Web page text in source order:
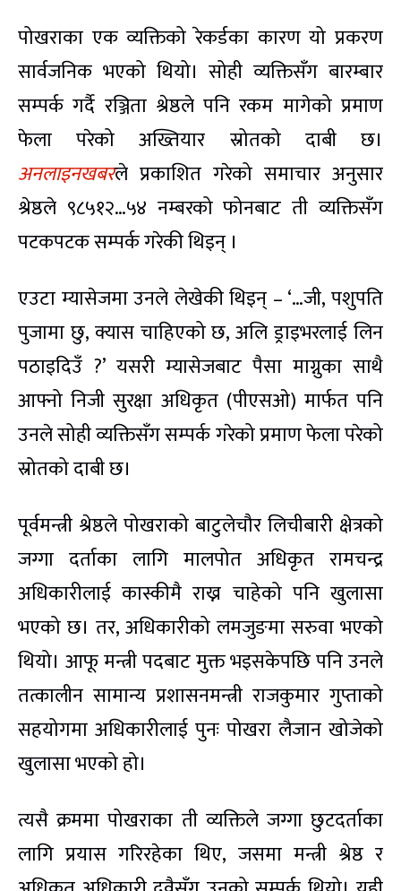
पोखराका एक व्यक्तिको रेकर्डका कारण यो प्रकरण
सार्वजनिक भएको थियो। सोही व्यक्तिसँग बारम्बार
सम्पर्क गर्दै रञ्जिता श्रेष्ठले पनि रकम मागेको प्रमाण
फेला परेको अख्तियार स्रोतको दाबी छ।
अनलाइनखबरले प्रकाशित गरेको समाचार अनुसार
श्रेष्ठले ९८५१२…५४ नम्बरको फोनबाट ती व्यक्तिसँग
पटकपटक सम्पर्क गरेकी थिइन् ।
एउटा म्यासेजमा उनले लेखेकी थिइन् – ‘…जी, पशुपति
पुजामा छु, क्यास चाहिएको छ, अलि ड्राइभरलाई लिन
पठाइदिउँ ?’ यसरी म्यासेजबाट पैसा माग्नुका साथै
आफ्नो निजी सुरक्षा अधिकृत (पीएसओ) मार्फत पनि
उनले सोही व्यक्तिसँग सम्पर्क गरेको प्रमाण फेला परेको
स्रोतको दाबी छ।
पूर्वमन्त्री श्रेष्ठले पोखराको बाटुलेचौर लिचीबारी क्षेत्रको
जग्गा दर्ताका लागि मालपोत अधिकृत रामचन्द्र
अधिकारीलाई कास्कीमै राख्न चाहेको पनि खुलासा
भएको छ। तर, अधिकारीको लमजुङमा सरुवा भएको
थियो। आफू मन्त्री पदबाट मुक्त भइसकेपछि पनि उनले
तत्कालीन सामान्य प्रशासनमन्त्री राजकुमार गुप्ताको
सहयोगमा अधिकारीलाई पुनः पोखरा लैजान खोजेको
खुलासा भएको हो।
त्यसै क्रममा पोखराका ती व्यक्तिले जग्गा छुटदर्ताका
लागि प्रयास गरिरहेका थिए, जसमा मन्त्री श्रेष्ठ र